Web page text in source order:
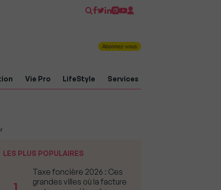
Abonnez-vous
Vie Pro LifeStyle Services
LES PLUS POPULAIRES
1
Taxe foncière 2026 : Ces
grandes villes où la facture